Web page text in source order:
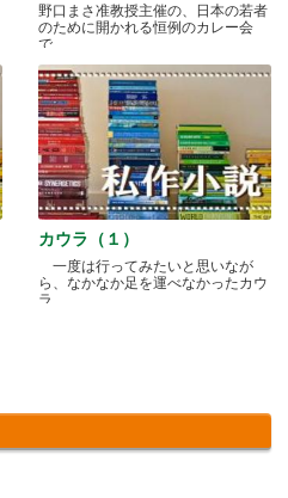
野口まさ准教授主催の、日本の若者
のために開かれる恒例のカレー会
で.....
カウラ（１）
一度は行ってみたいと思いなが
ら、なかなか足を運べなかったカウ
ラ.....